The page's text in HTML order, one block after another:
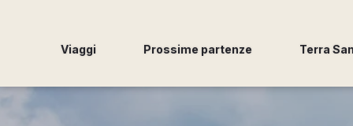
Viaggi Prossime partenze Terra